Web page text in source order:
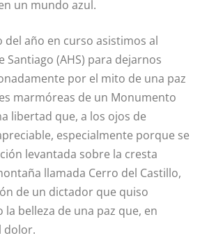
un mundo azul.
del año en curso asistimos al
Santiago (AHS) para dejarnos
por el mito de una paz
marmóreas de un Monumento
libertad que, a los ojos de
especialmente porque se
levantada sobre la cresta
llamada Cerro del Castillo,
de un dictador que quiso
belleza de una paz que, en
dolor.